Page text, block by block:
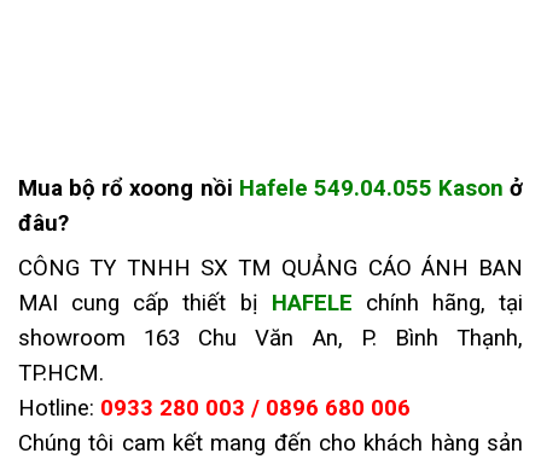
Mua bộ rổ xoong nồi Hafele 549.04.055 Kason ở
đâu?
CÔNG TY TNHH SX TM QUẢNG CÁO ÁNH BAN
MAI cung cấp thiết bị HAFELE chính hãng, tại
showroom 163 Chu Văn An, P. Bình Thạnh,
TP.HCM.
Hotline: 0933 280 003 / 0896 680 006
Chúng tôi cam kết mang đến cho khách hàng sản